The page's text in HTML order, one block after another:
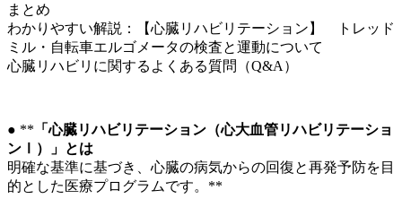
まとめ
わかりやすい解説：
【心臓リハビリテーション】 トレッド
ミル・自転車エルゴメータの検査と運動について
心臓リハビリに関するよくある質問（Q&A）
● ** 「心臓リハビリテーション（心大血管リハビリテーショ
ンⅠ）」とは
明確な基準に基づき、心臓の病気からの回復と再発予防を目
的とした医療プログラムです。**